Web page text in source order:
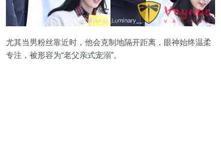
尤其当男粉丝靠近时，他会克制地隔开距离，眼神始终温柔
专注，被形容为“老父亲式宠溺”。